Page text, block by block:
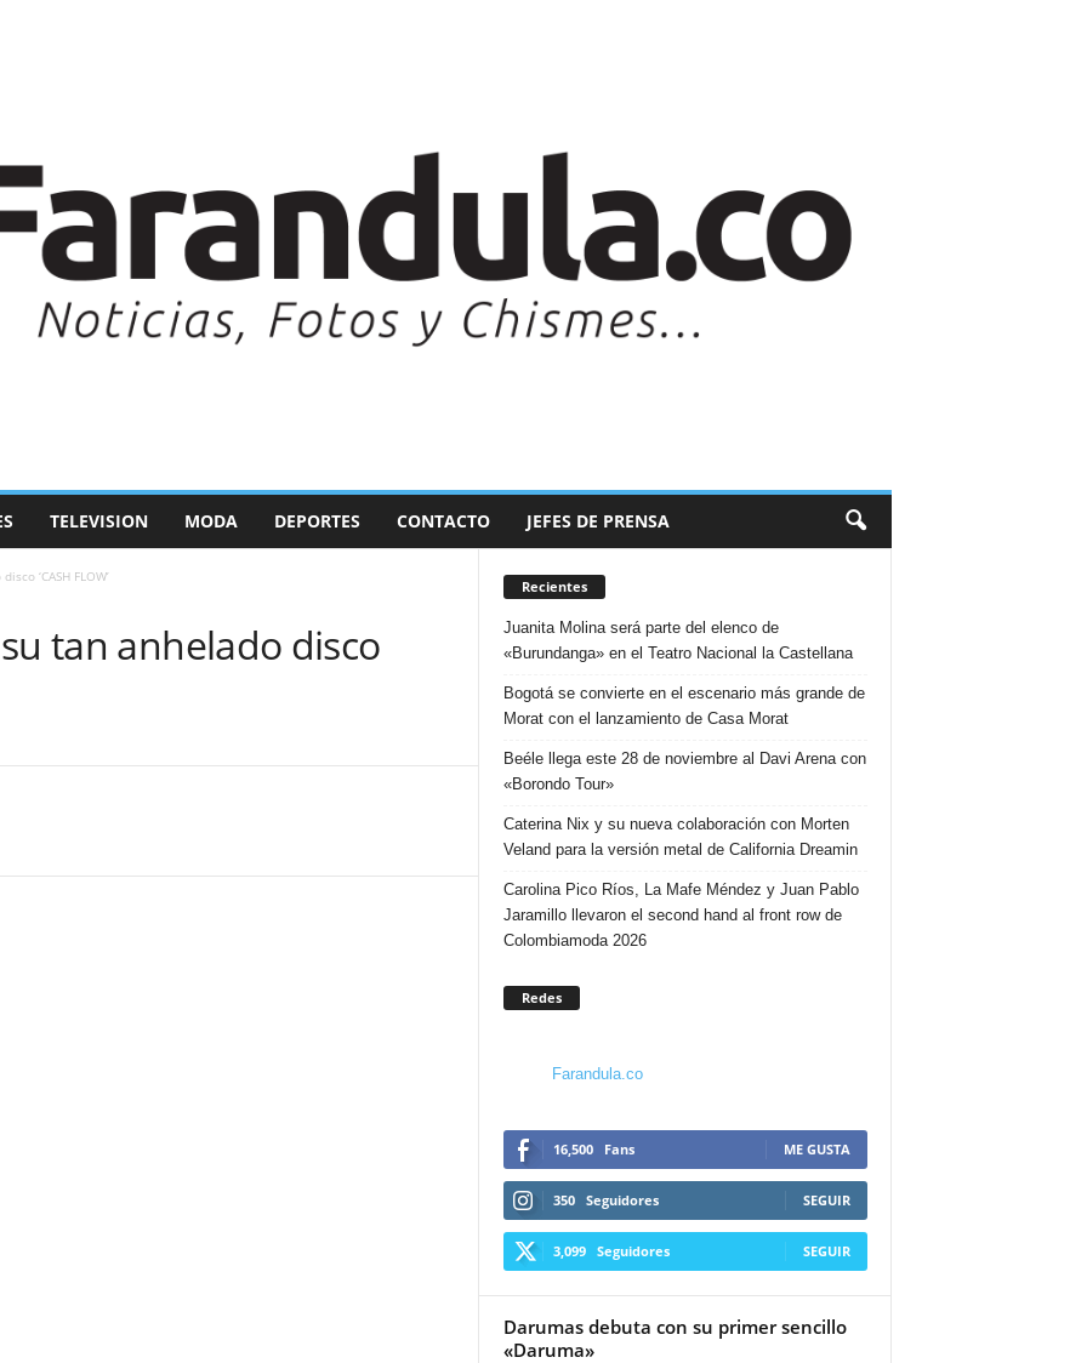
TELEVISION MODA DEPORTES CONTACTO JEFES DE PRENSA
‘CASH FLOW’
su tan anhelado disco
Recientes
Juanita Molina será parte del elenco de
«Burundanga» en el Teatro Nacional la Castellana
Bogotá se convierte en el escenario más grande de
Morat con el lanzamiento de Casa Morat
Beéle llega este 28 de noviembre al Davi Arena con
«Borondo Tour»
Caterina Nix y su nueva colaboración con Morten
Veland para la versión metal de California Dreamin
Carolina Pico Ríos, La Mafe Méndez y Juan Pablo
Jaramillo llevaron el second hand al front row de
Colombiamoda 2026
Redes
Farandula.co
16,500 Fans ME GUSTA
350 Seguidores SEGUIR
3,099 Seguidores SEGUIR
Darumas debuta con su primer sencillo
«Daruma»